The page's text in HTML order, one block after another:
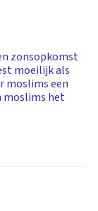
zonsopkomst
moeilijk als
moslims een
moslims het